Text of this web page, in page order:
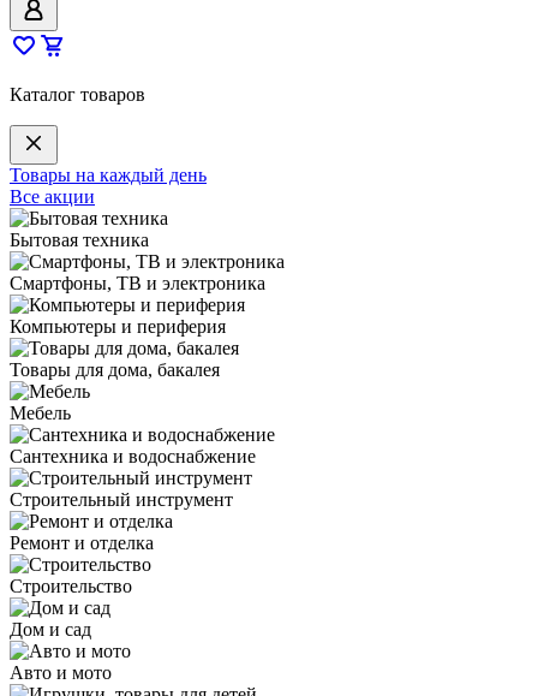
Каталог товаров
Товары на каждый день
Все акции
Бытовая техника
Смартфоны, ТВ и электроника
Компьютеры и периферия
Товары для дома, бакалея
Мебель
Сантехника и водоснабжение
Строительный инструмент
Ремонт и отделка
Строительство
Дом и сад
Авто и мото